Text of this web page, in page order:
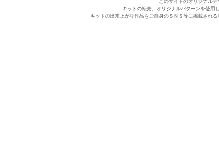
このサイトのオリジナル
キットの転売、オリジナルパターンを使用
キットの出来上がり作品をご自身のＳＮＳ等に掲載され